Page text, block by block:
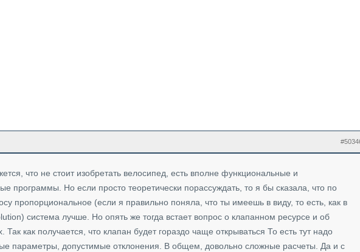
что не стоит изобретать велосипед, есть вполне функциональные и
программы. Но если просто теоретически порассуждать, то я бы сказала, что по
пропорциональное (если я правильно поняла, что ты имеешь в виду, то есть, как в
система лучше. Но опять же тогда встает вопрос о клапанном ресурсе и об
Так как получается, что клапан будет гораздо чаще открываться То есть тут надо
параметры, допустимые отклонения. В общем, довольно сложные расчеты. Да и с